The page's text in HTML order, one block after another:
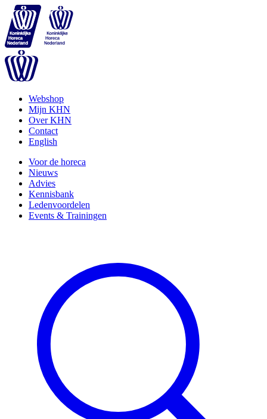
Webshop
Mijn KHN
Over KHN
Contact
English
Voor de horeca
Nieuws
Advies
Kennisbank
Ledenvoordelen
Events & Trainingen